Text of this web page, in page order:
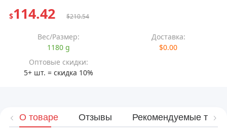
$114.42 $210.54
Вес/Размер:
1180 g
Доставка:
$0.00
Оптовые скидки:
5+ шт. = скидка 10%
О товаре Отзывы Рекомендуемые